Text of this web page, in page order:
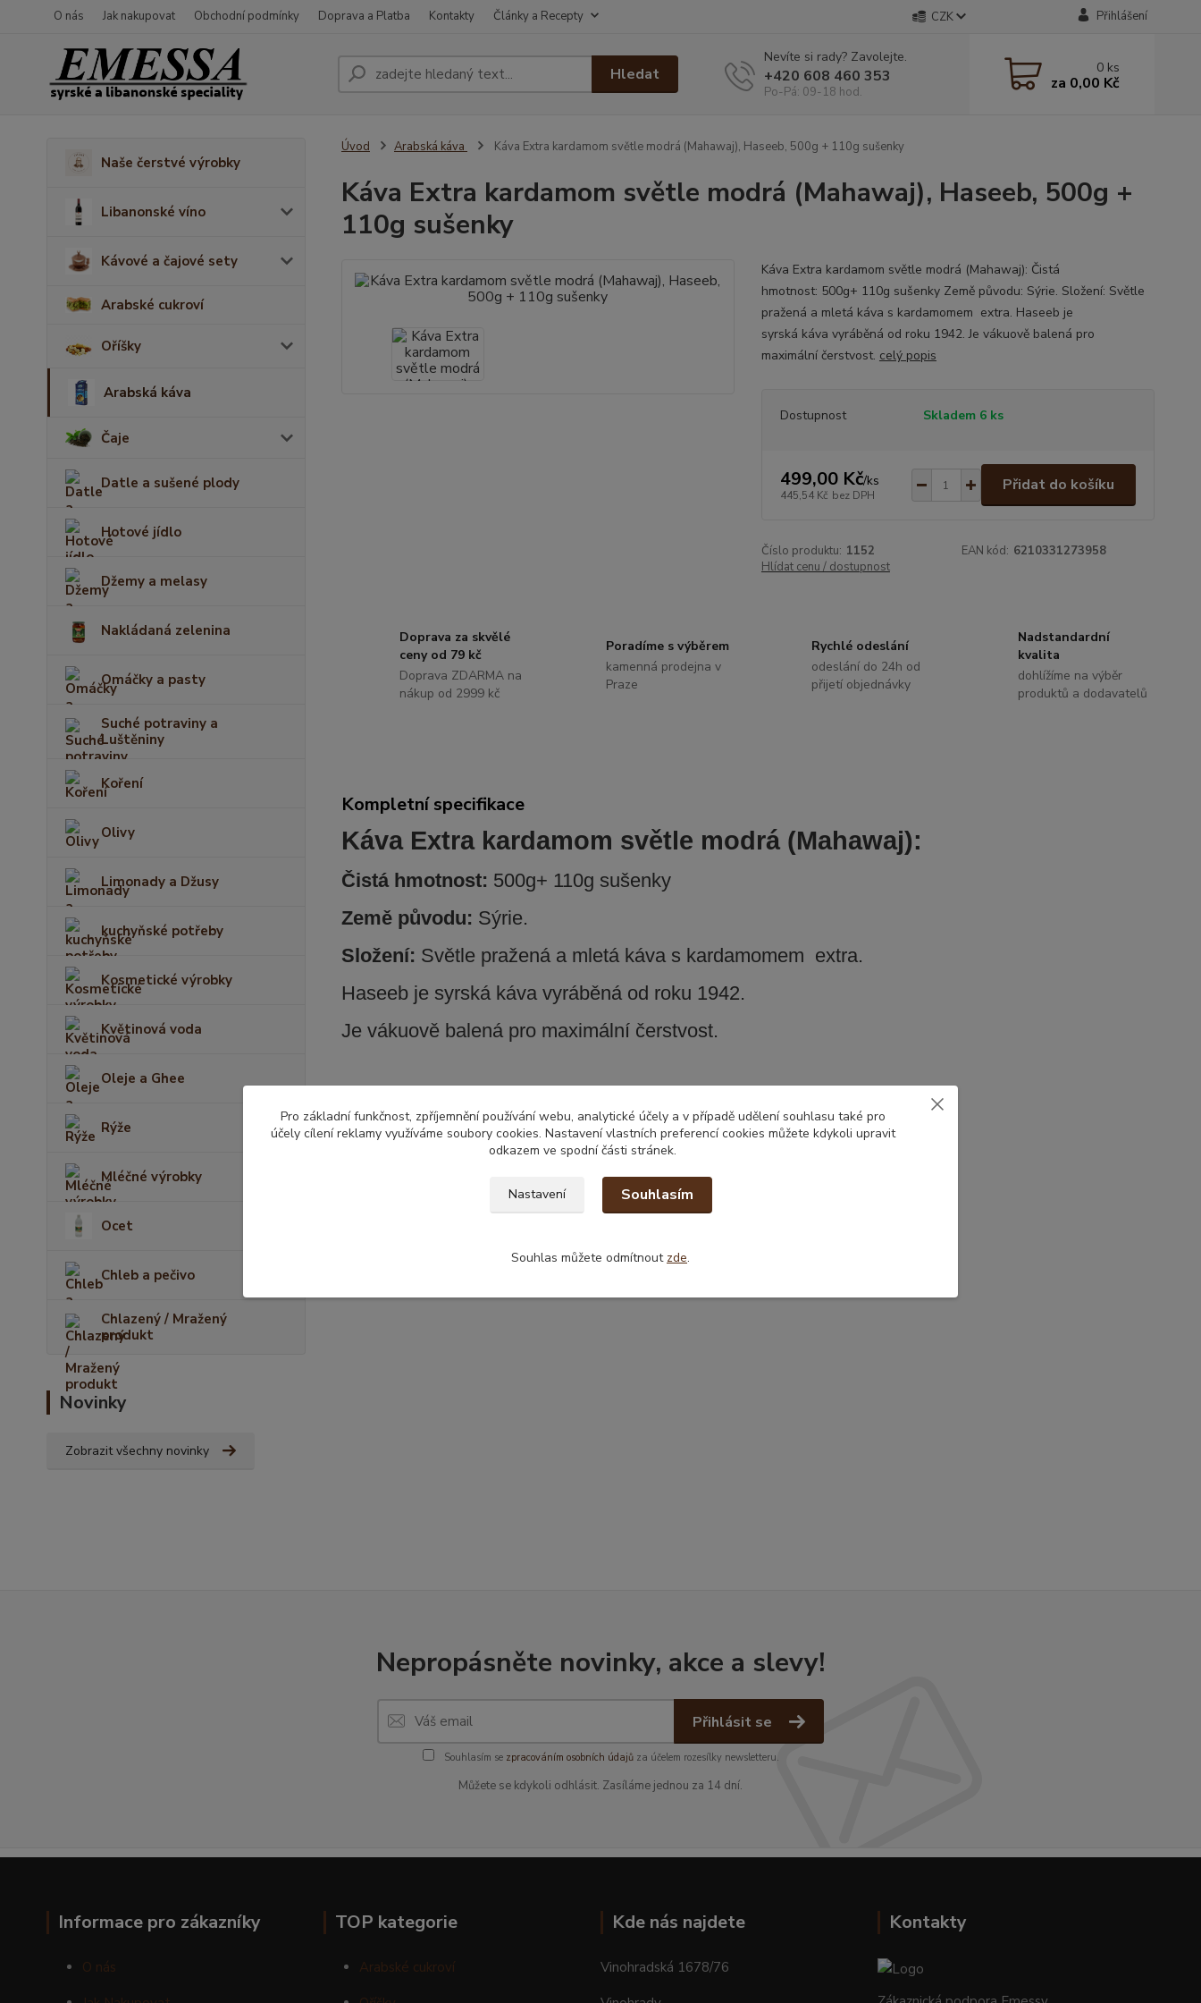
O nás Jak nakupovat Obchodní podmínky Doprava a Platba Kontakty Články a Recepty CZK Přihlášení
Hledat
Nevíte si rady? Zavolejte.
+420 608 460 353
Po-Pá: 09-18 hod.
0 ks
za 0,00 Kč
Naše čerstvé výrobky
Libanonské víno
Kávové a čajové sety
Arabské cukroví
Oříšky
Arabská káva
Čaje
Datle a sušené plody
Hotové jídlo
Džemy a melasy
Nakládaná zelenina
Omáčky a pasty
Suché potraviny a
Luštěniny
Koření
Olivy
Limonady a Džusy
kuchyňské potřeby
Kosmetické výrobky
Květinová voda
Oleje a Ghee
Rýže
Mléčné výrobky
Ocet
Chleb a pečivo
Chlazený / Mražený
produkt
Novinky
Zobrazit všechny novinky
Úvod Arabská káva Káva Extra kardamom světle modrá (Mahawaj), Haseeb, 500g + 110g sušenky
Káva Extra kardamom světle modrá (Mahawaj), Haseeb, 500g +
110g sušenky
Káva Extra kardamom světle modrá (Mahawaj): Čistá
hmotnost: 500g+ 110g sušenky Země původu: Sýrie. Složení: Světle
pražená a mletá káva s kardamomem extra. Haseeb je
syrská káva vyráběná od roku 1942. Je vákuově balená pro
maximální čerstvost. celý popis
Dostupnost Skladem 6 ks
499,00 Kč/ks
445,54 Kč bez DPH
Přidat do košíku
Číslo produktu: 1152 EAN kód: 6210331273958
Hlídat cenu / dostupnost
Doprava za skvělé
ceny od 79 kč
Doprava ZDARMA na
nákup od 2999 kč
Poradíme s výběrem
kamenná prodejna v
Praze
Rychlé odeslání
odeslání do 24h od
přijetí objednávky
Nadstandardní
kvalita
dohlížíme na výběr
produktů a dodavatelů
Kompletní specifikace
Káva Extra kardamom světle modrá (Mahawaj):
Čistá hmotnost: 500g+ 110g sušenky
Země původu: Sýrie.
Složení: Světle pražená a mletá káva s kardamomem extra.
Haseeb je syrská kávavyráběná od roku 1942.
Je vákuově balená pro maximální čerstvost.
Zboží zařazeno v kategoriích
Nepropásněte novinky, akce a slevy!
Přihlásit se
Souhlasím se zpracováním osobních údajůza účelem rozesílky newsletteru.
Můžete se kdykoli odhlásit. Zasíláme jednou za 14 dní.
Informace pro zákazníky
O nás
TOP kategorie
Arabské cukroví
Kde nás najdete
Vinohradská 1678/76
Kontakty
Pro základní funkčnost, zpříjemnění používání webu, analytické účely a v případě udělení souhlasu také pro
účely cílení reklamy využíváme soubory cookies. Nastavení vlastních preferencí cookies můžete kdykoli upravit
odkazem ve spodní části stránek.
Nastavení Souhlasím
Souhlas můžete odmítnout zde.